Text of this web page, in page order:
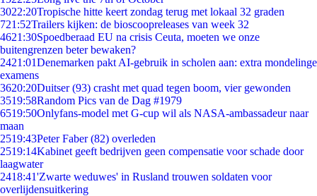
3022:20Tropische hitte keert zondag terug met lokaal 32 graden
721:52Trailers kijken: de bioscoopreleases van week 32
4621:30Spoedberaad EU na crisis Ceuta, moeten we onze
buitengrenzen beter bewaken?
2421:01Denemarken pakt AI-gebruik in scholen aan: extra mondelinge
examens
3620:20Duitser (93) crasht met quad tegen boom, vier gewonden
3519:58Random Pics van de Dag #1979
6519:50Onlyfans-model met G-cup wil als NASA-ambassadeur naar
maan
2519:43Peter Faber (82) overleden
2519:14Kabinet geeft bedrijven geen compensatie voor schade door
laagwater
2418:41'Zwarte weduwes' in Rusland trouwen soldaten voor
overlijdensuitkering